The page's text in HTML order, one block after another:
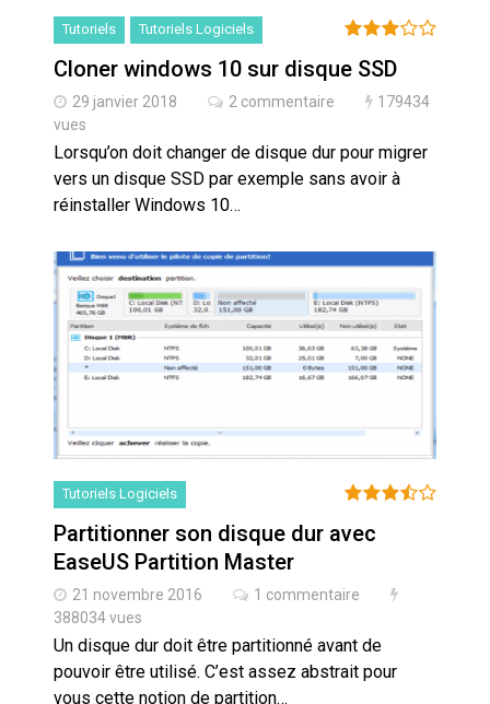
Tutoriels Tutoriels Logiciels
Cloner windows 10 sur disque SSD
29 janvier 2018 2 commentaire
179434
vues
Lorsqu’on doit changer de disque dur pour migrer
vers un disque SSD par exemple sans avoir à
réinstaller Windows 10…
Tutoriels Logiciels
Partitionner son disque dur avec
EaseUS Partition Master
21 novembre 2016
1 commentaire
388034 vues
Un disque dur doit être partitionné avant de
pouvoir être utilisé. C’est assez abstrait pour
vous cette notion de partition…